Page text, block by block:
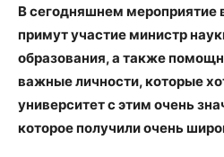
В сегодняшнем мероприятие
примут участие министр
образования, а также
важные личности, которые
университет с этим очень
которое получили очень